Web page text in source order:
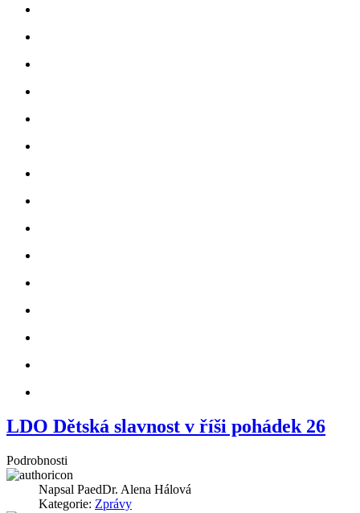
LDO Dětská slavnost v říši pohádek 26
Podrobnosti
Napsal PaedDr. Alena Hálová
Kategorie: Zprávy